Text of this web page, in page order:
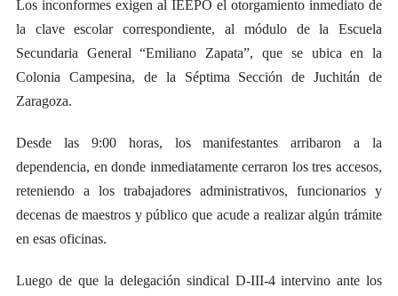
Los inconformes exigen al IEEPO el otorgamiento inmediato de
la clave escolar correspondiente, al módulo de la Escuela
Secundaria General “Emiliano Zapata”, que se ubica en la
Colonia Campesina, de la Séptima Sección de Juchitán de
Zaragoza.
Desde las 9:00 horas, los manifestantes arribaron a la
dependencia, en donde inmediatamente cerraron los tres accesos,
reteniendo a los trabajadores administrativos, funcionarios y
decenas de maestros y público que acude a realizar algún trámite
en esas oficinas.
Luego de que la delegación sindical D-III-4 intervino ante los